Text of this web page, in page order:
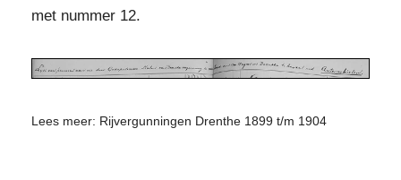
met nummer 12.
Lees meer: Rijvergunningen Drenthe 1899 t/m 1904